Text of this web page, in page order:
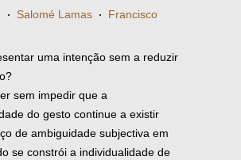
· Salomé Lamas · Francisco
uma intenção sem a reduzir
sem impedir que a
do gesto continue a existir
de ambiguidade subjectiva em
se constrói a individualidade de